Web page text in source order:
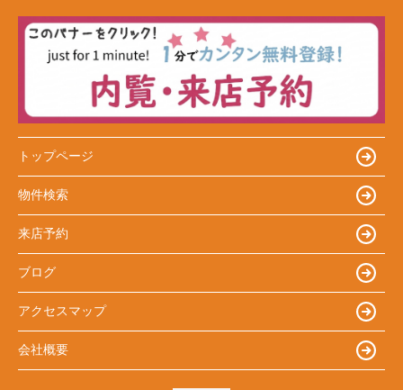
トップページ
物件検索
来店予約
ブログ
アクセスマップ
会社概要